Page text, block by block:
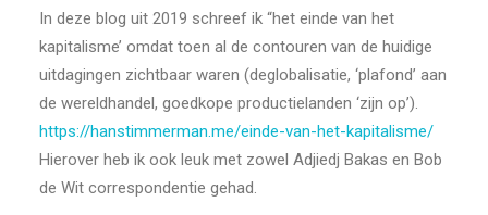
In deze blog uit 2019 schreef ik “het einde van het
kapitalisme’ omdat toen al de contouren van de huidige
uitdagingen zichtbaar waren (deglobalisatie, ‘plafond’ aan
de wereldhandel, goedkope productielanden ‘zijn op’).
https://hanstimmerman.me/einde-van-het-kapitalisme/
Hierover heb ik ook leuk met zowel Adjiedj Bakas en Bob
de Wit correspondentie gehad.